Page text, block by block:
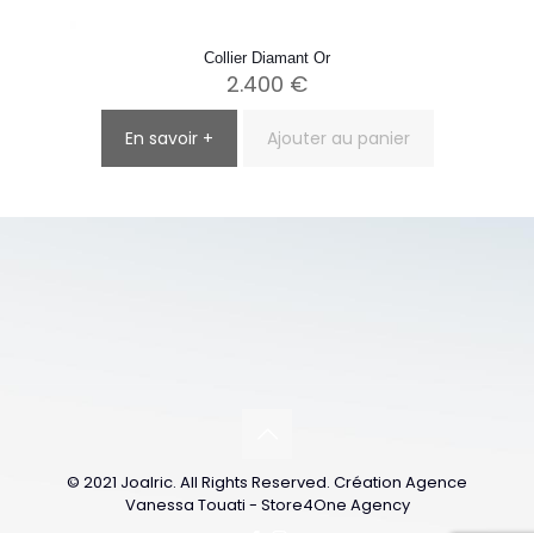
Collier Diamant Or
2.400 €
En savoir + Ajouter au panier
© 2021 Joalric. All Rights Reserved. Création Agence
Vanessa Touati - Store4One Agency